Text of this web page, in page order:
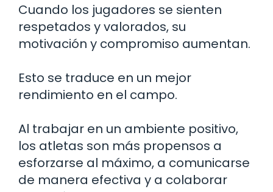
Cuando los jugadores se sienten
respetados y valorados, su
motivación y compromiso aumentan.
Esto se traduce en un mejor
rendimiento en el campo.
Al trabajar en un ambiente positivo,
los atletas son más propensos a
esforzarse al máximo, a comunicarse
de manera efectiva y a colaborar